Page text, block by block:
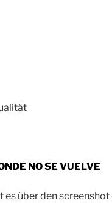
NO SE VUELVE
über den screenshot